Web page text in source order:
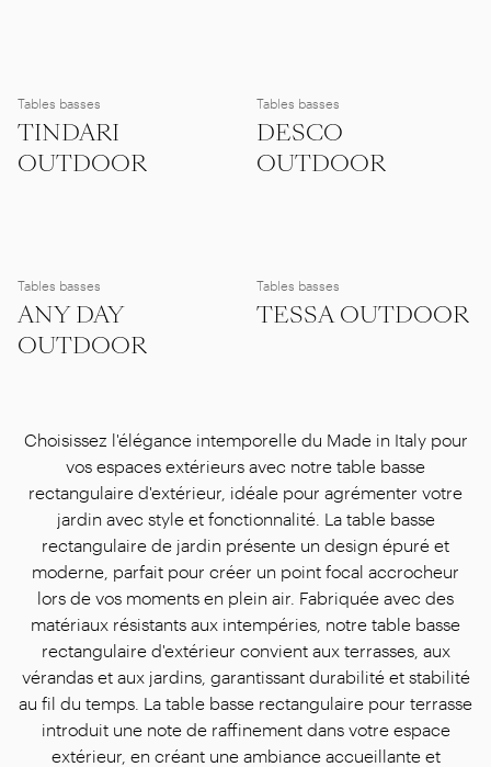
Tables basses
TINDARI
OUTDOOR
Tables basses
DESCO
OUTDOOR
Tables basses
ANY DAY
OUTDOOR
Tables basses
TESSA OUTDOOR
Choisissez l'élégance intemporelle du Made in Italy pour
vos espaces extérieurs avec notre table basse
rectangulaire d'extérieur, idéale pour agrémenter votre
jardin avec style et fonctionnalité. La table basse
rectangulaire de jardin présente un design épuré et
moderne, parfait pour créer un point focal accrocheur
lors de vos moments en plein air. Fabriquée avec des
matériaux résistants aux intempéries, notre table basse
rectangulaire d'extérieur convient aux terrasses, aux
vérandas et aux jardins, garantissant durabilité et stabilité
au fil du temps. La table basse rectangulaire pour terrasse
introduit une note de raffinement dans votre espace
extérieur, en créant une ambiance accueillante et